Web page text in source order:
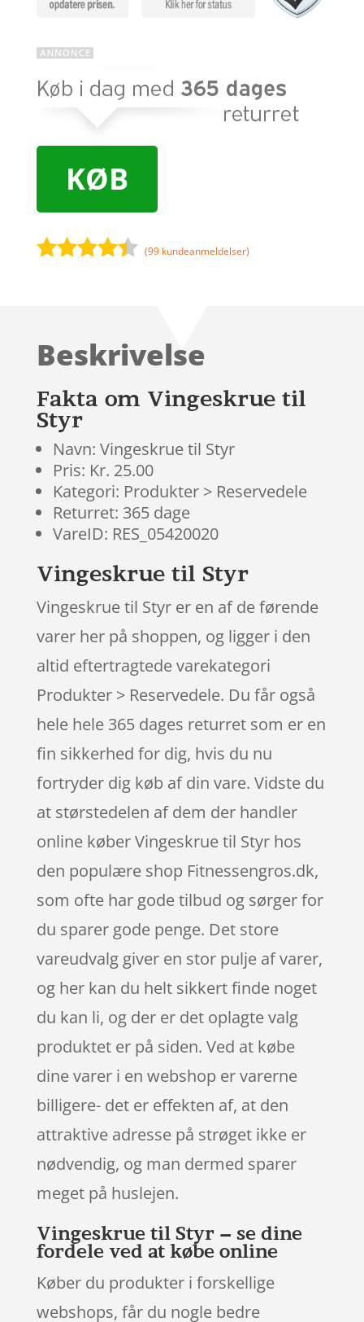
KØB
på
mmelser
(99 kundeanmeldelser)
Beskrivelse
Fakta om Vingeskrue til
Styr
Navn: Vingeskrue til Styr
Pris: Kr. 25.00
Kategori: Produkter > Reservedele
Returret: 365 dage
VareID: RES_05420020
Vingeskrue til Styr
Vingeskrue til Styr er en af de førende
varer her på shoppen, og ligger i den
altid eftertragtede varekategori
Produkter > Reservedele. Du får også
hele hele 365 dages returret som er en
fin sikkerhed for dig, hvis du nu
fortryder dig køb af din vare. Vidste du
at størstedelen af dem der handler
online køber Vingeskrue til Styr hos
den populære shop Fitnessengros.dk,
som ofte har gode tilbud og sørger for
du sparer gode penge. Det store
vareudvalg giver en stor pulje af varer,
og her kan du helt sikkert finde noget
du kan li, og der er det oplagte valg
produktet er på siden. Ved at købe
dine varer i en webshop er varerne
billigere- det er effekten af, at den
attraktive adresse på strøget ikke er
nødvendig, og man dermed sparer
meget på huslejen.
Vingeskrue til Styr – se dine
fordele ved at købe online
Køber du produkter i forskellige
webshops, får du nogle bedre